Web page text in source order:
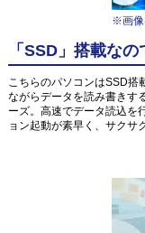
※画像
「SSD」搭載な
こちらのパソコンはSSD搭
ながらデータを読み書きす
ーズ。高速でデータ読込を
ョン起動が素早く、サクサ